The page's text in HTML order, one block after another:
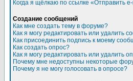
Когда я щёлкаю по ссылке «Отправить
Создание сообщений
Как мне создать тему в форуме?
Как я могу редактировать или удалить
Как присоединить подпись к моему
Как создать опрос?
Как я могу редактировать или удалить
Почему мне недоступны некоторые
Почему я не могу голосовать в опросе?